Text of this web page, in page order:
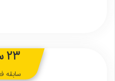
23 سال
سابقه